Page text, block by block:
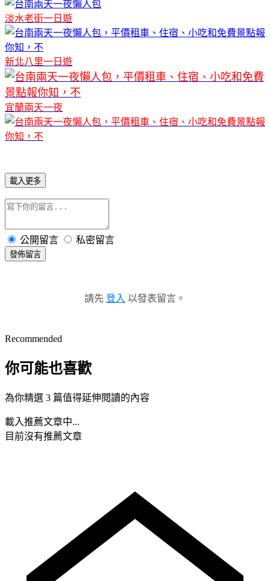
淡水老街一日遊
新北八里一日遊
宜蘭兩天一夜
載入更多
公開留言 私密留言
發佈留言
請先 登入 以發表留言。
Recommended
你可能也喜歡
為你精選 3 篇值得延伸閱讀的內容
載入推薦文章中...
目前沒有推薦文章